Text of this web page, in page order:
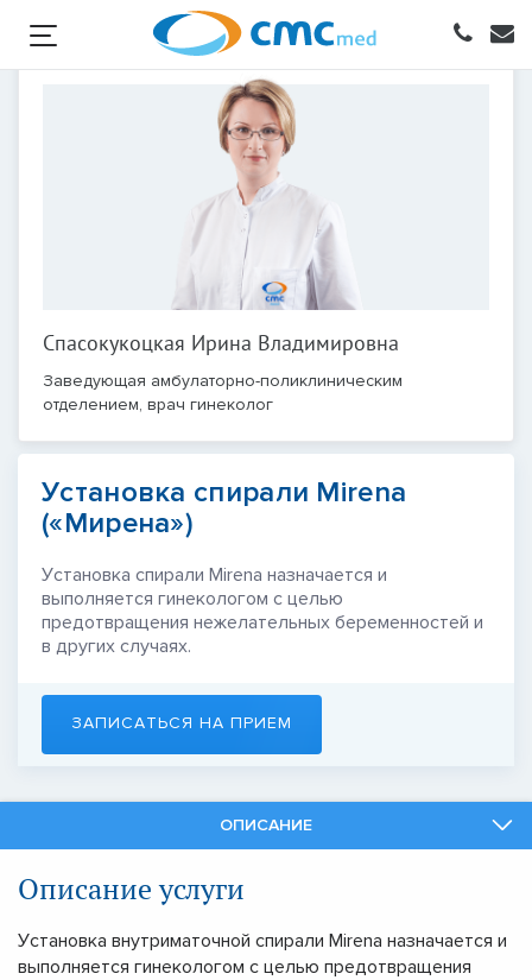
Спасокукоцкая Ирина Владимировна
Заведующая амбулаторно-поликлиническим
отделением, врач гинеколог
Установка спирали Mirena
(«Мирена»)
Установка спирали Mirena назначается и
выполняется гинекологом с целью
предотвращения нежелательных беременностей и
в других случаях.
ЗАПИСАТЬСЯ НА ПРИЕМ
ОПИСАНИЕ
Описание услуги
Установка внутриматочной спирали Mirena назначается и
выполняется гинекологом с целью предотвращения